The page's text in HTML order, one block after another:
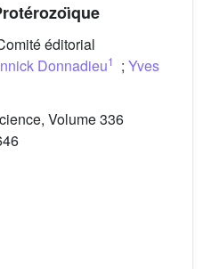
éditorial
Donnadieu1 ; Yves
Volume 336